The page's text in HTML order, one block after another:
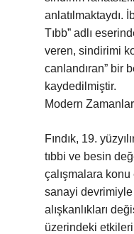
anlatılmaktaydı.
Tıbb” adlı
veren, sindirimi
canlandıran” bir
kaydedilmiştir.
Modern
Fındık, 19.
tıbbi ve besin
çalışmalara
sanayi
alışkanlıkları
üzerindeki etkileri